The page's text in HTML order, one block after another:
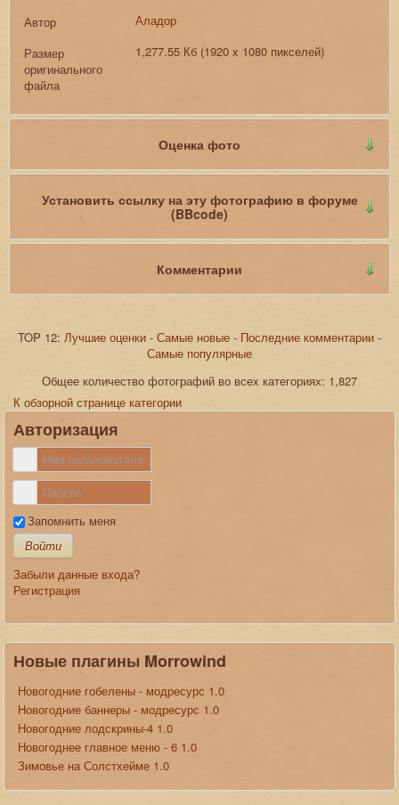
Автор
Аладор
Размер
оригинального
файла
1,277.55 Кб (1920 x 1080 пикселей)
Оценка фото
Установить ссылку на эту фотографию в форуме
(BBcode)
Комментарии
JComments
TOP 12: Лучшие оценки - Самые новые - Последние комментарии -
Самые популярные
Общее количество фотографий во всех категориях: 1,827
К обзорной странице категории
Авторизация
Запомнить меня
Войти
Забыли данные входа?
Регистрация
Новые плагины Morrowind
Новогодние гобелены - модресурс 1.0
Новогодние баннеры - модресурс 1.0
Новогодние лодскрины-4 1.0
Новогоднее главное меню - 6 1.0
Зимовье на Солстхейме 1.0